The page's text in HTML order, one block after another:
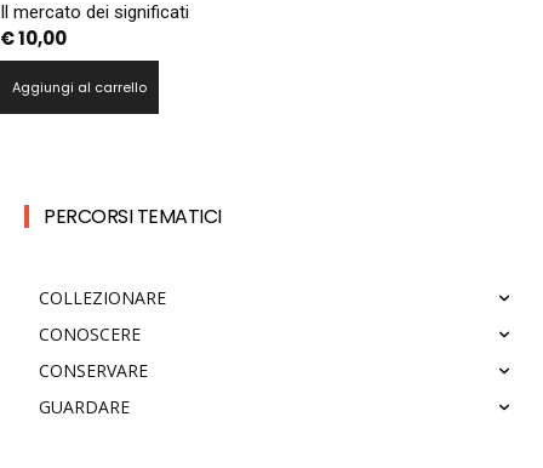
Il mercato dei significati
€10,00
Aggiungi al carrello
PERCORSI TEMATICI
COLLEZIONARE
CONOSCERE
CONSERVARE
GUARDARE